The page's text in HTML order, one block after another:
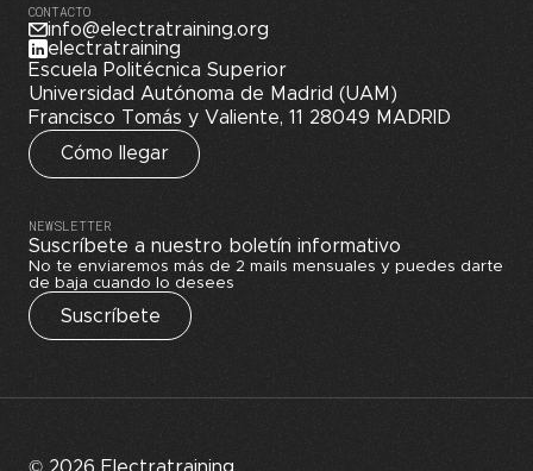
CONTACTO
info@electratraining.org
electratraining
Escuela Politécnica Superior
Universidad Autónoma de Madrid (UAM)
Francisco Tomás y Valiente, 11 28049 MADRID
Cómo llegar
NEWSLETTER
Suscríbete a nuestro boletín informativo
No te enviaremos más de 2 mails mensuales y puedes darte
de baja cuando lo desees
Suscríbete